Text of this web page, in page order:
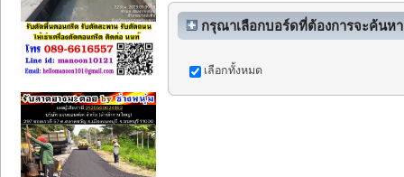
กรุณาเลือกบอร์ดที่ต้องการจะค้นห
เลือกทั้งหมด